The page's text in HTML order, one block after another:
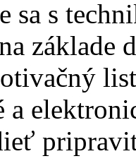
sa s
základe
a